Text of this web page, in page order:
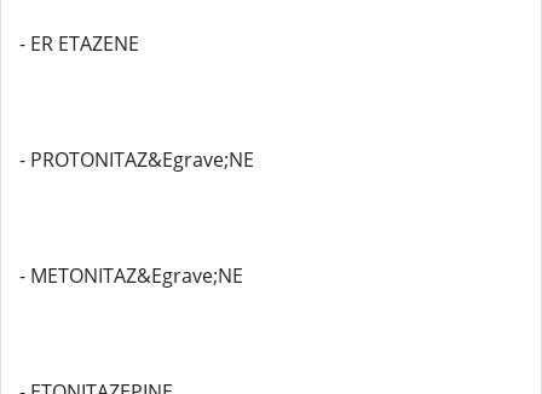
- ER ETAZENE
- PROTONITAZ&Egrave;NE
- METONITAZ&Egrave;NE